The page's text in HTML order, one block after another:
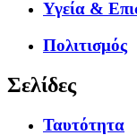
Υγεία &
Πολιτισμός
Σελίδες
Ταυτότητα